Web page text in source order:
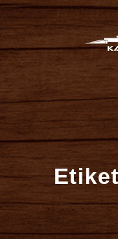
İçeriğe
atla
Kantar